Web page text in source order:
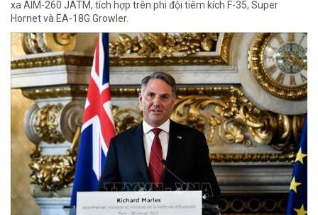
xa AIM-260 JATM, tích hợp trên phi đội tiêm kích F-35, Super
Hornet và EA-18G Growler.